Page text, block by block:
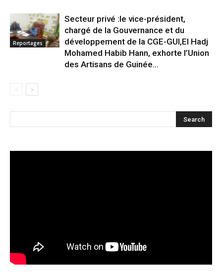
Reportages
Secteur privé :le vice-président,
chargé de la Gouvernance et du
développement de la CGE-GUI,El Hadj
Mohamed Habib Hann, exhorte l’Union
des Artisans de Guinée...